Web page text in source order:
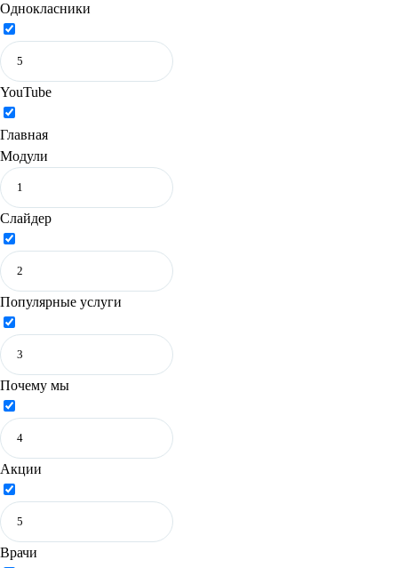
Однокласники
YouTube
Главная
Модули
Слайдер
Популярные услуги
Почему мы
Акции
Врачи